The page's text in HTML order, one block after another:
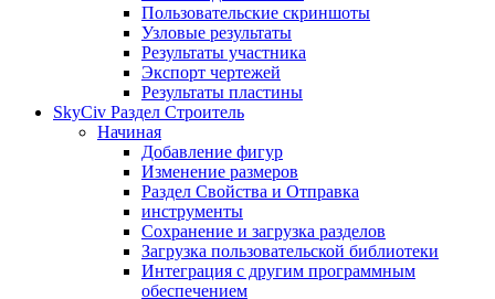
Пользовательские скриншоты
Узловые результаты
Результаты участника
Экспорт чертежей
Результаты пластины
SkyCiv Раздел Строитель
Начиная
Добавление фигур
Изменение размеров
Раздел Свойства и Отправка
инструменты
Сохранение и загрузка разделов
Загрузка пользовательской библиотеки
Интеграция с другим программным
обеспечением